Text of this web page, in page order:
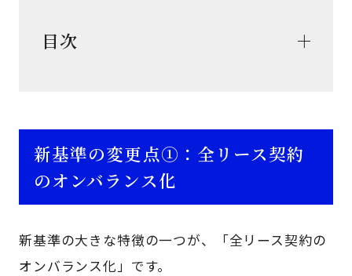
目次
新基準の変更点①：全リース契約
のオンバランス化
新基準の大きな特徴の一つが、「全リース契約の
オンバランス化」です。